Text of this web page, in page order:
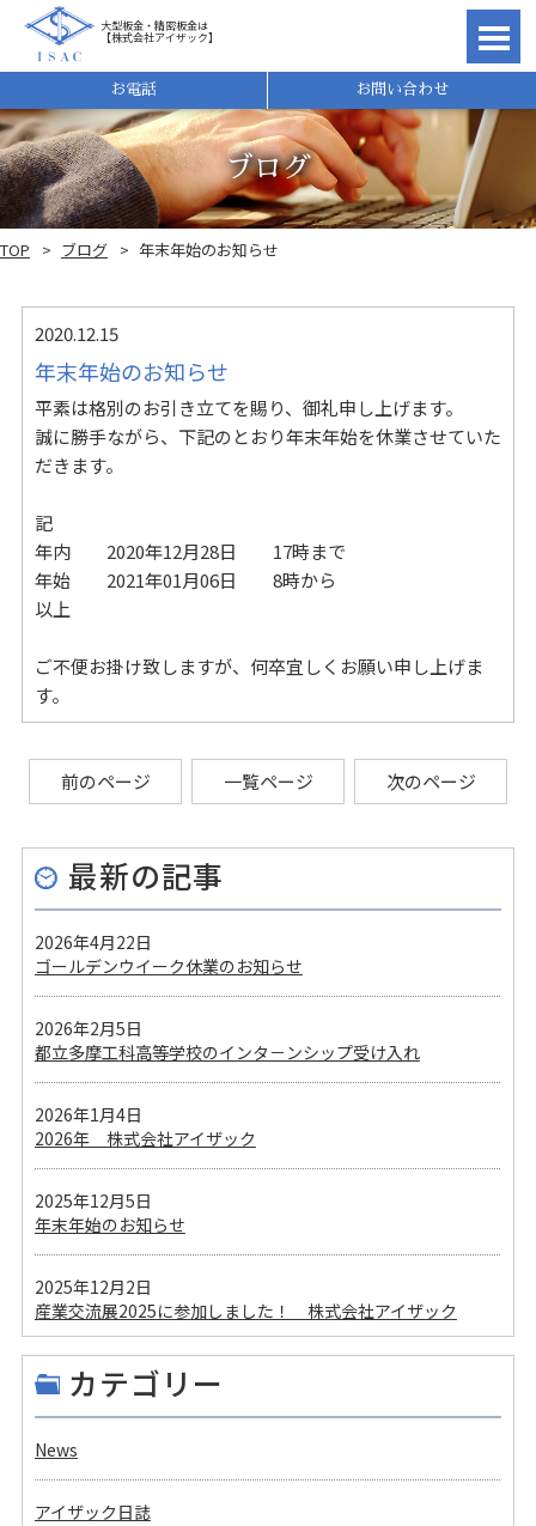
大型板金・精密板金は
【株式会社アイザック】
お電話 お問い合わせ
ブログ
TOP ブログ 年末年始のお知らせ
2020.12.15
年末年始のお知らせ
平素は格別のお引き立てを賜り、御礼申し上げます。
誠に勝手ながら、下記のとおり年末年始を休業させていた
だきます。
記
年内 2020年12月28日 17時まで
年始 2021年01月06日 8時から
以上
ご不便お掛け致しますが、何卒宜しくお願い申し上げま
す。
前のページ 一覧ページ 次のページ
最新の記事
ゴールデンウイーク休業のお知らせ
2026年4月22日
都立多摩工科高等学校のインタ－ンシップ受け入れ
2026年2月5日
2026年 株式会社アイザック
2026年1月4日
年末年始のお知らせ
2025年12月5日
産業交流展2025に参加しました！ 株式会社アイザック
2025年12月2日
カテゴリー
News
アイザック日誌